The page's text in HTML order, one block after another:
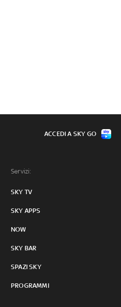
Servizi:
SKY TV
SKY APPS
NOW
SKY BAR
SPAZI SKY
PROGRAMMI
ACCEDI A SKY GO